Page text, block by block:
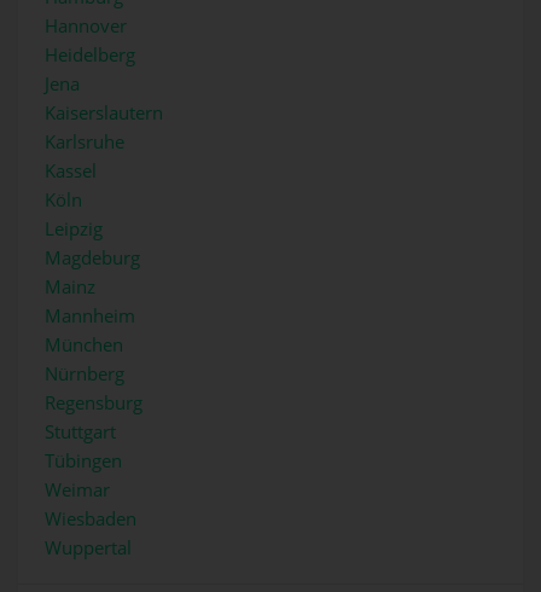
Hannover
Heidelberg
Jena
Kaiserslautern
Karlsruhe
Kassel
Köln
Leipzig
Magdeburg
Mainz
Mannheim
München
Nürnberg
Regensburg
Stuttgart
Tübingen
Weimar
Wiesbaden
Wuppertal